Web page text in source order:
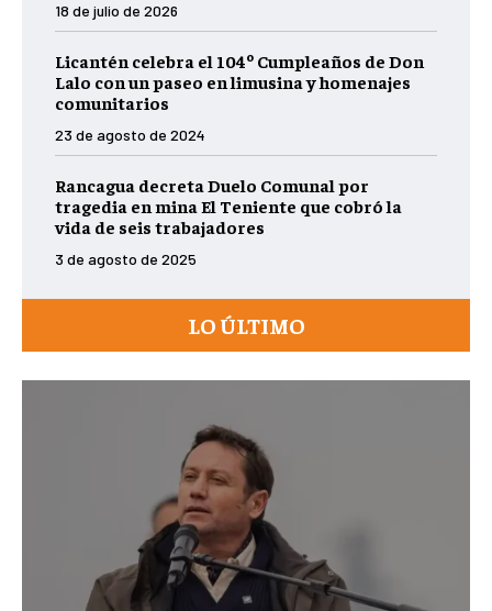
18 de julio de 2026
Licantén celebra el 104º Cumpleaños de Don
Lalo con un paseo en limusina y homenajes
comunitarios
23 de agosto de 2024
Rancagua decreta Duelo Comunal por
tragedia en mina El Teniente que cobró la
vida de seis trabajadores
3 de agosto de 2025
LO ÚLTIMO